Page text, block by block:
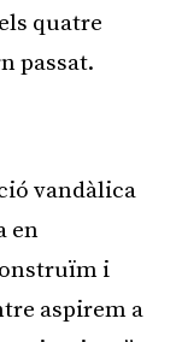
quatre
passat.
vandàlica
en
i
aspirem a